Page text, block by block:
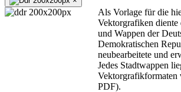
Als Vorlage für die
Vektorgrafiken
und Wappen der
Demokratischen
neubearbeitete und
Jedes Stadtwappen
PDF).